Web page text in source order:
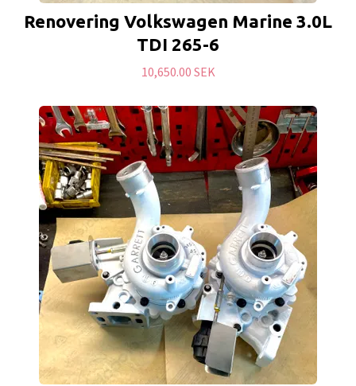
Renovering Volkswagen Marine 3.0L
TDI 265-6
10,650.00 SEK